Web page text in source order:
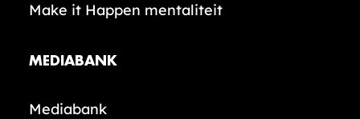
Make it Happen mentaliteit
MEDIABANK
Mediabank